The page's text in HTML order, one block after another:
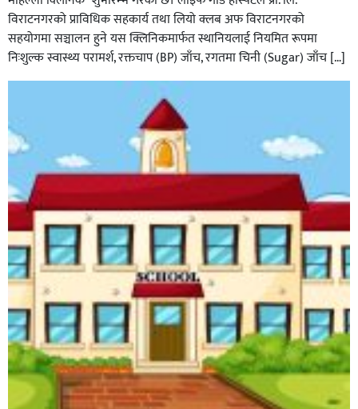
विराटनगरको प्राविधिक सहकार्य तथा लियो क्लब अफ विराटनगरको
सहयोगमा सञ्चालन हुने यस क्लिनिकमार्फत स्थानियलाई नियमित रूपमा
निःशुल्क स्वास्थ्य परामर्श, रक्तचाप (BP) जाँच, रगतमा चिनी (Sugar) जाँच […]